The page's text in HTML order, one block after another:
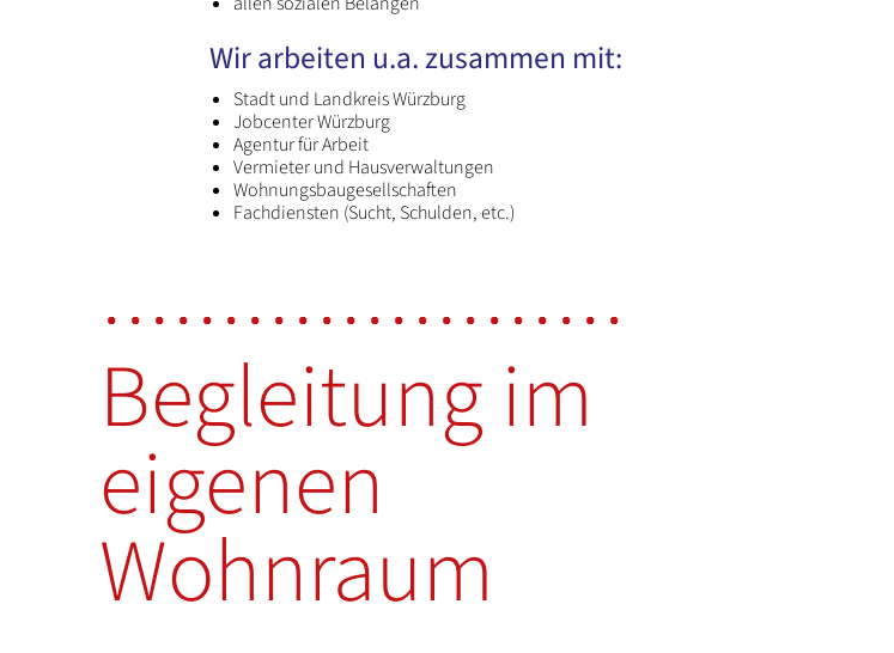
Wir arbeiten u.a. zusammen mit:
Stadt und Landkreis Würzburg
Jobcenter Würzburg
Agentur für Arbeit
Vermieter und Hausverwaltungen
Wohnungsbaugesellschaften
Fachdiensten (Sucht, Schulden, etc.)
Begleitung im
eigenen
Wohnraum